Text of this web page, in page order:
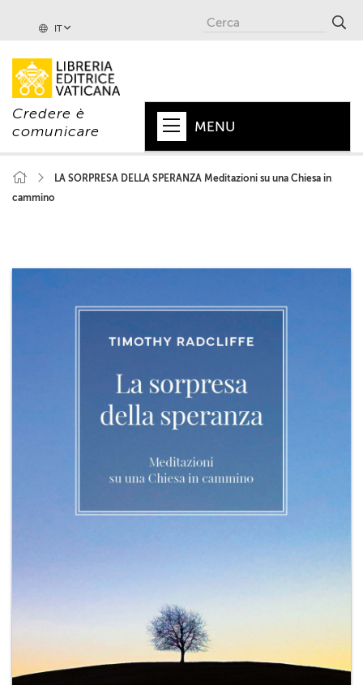
IT
Credere è
comunicare
MENU
+
CHIESA
MONDO
COLLANE
RIVISTE
+
CEI
LA SORPRESA DELLA SPERANZA Meditazioni su una Chiesa in
cammino